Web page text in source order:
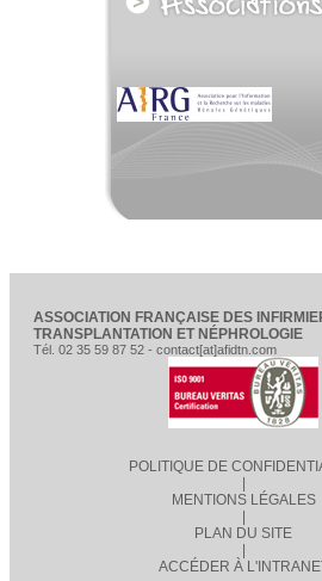
ASSOCIATION FRANÇAISE DES
TRANSPLANTATION ET NÉPHROLOGIE
Tél. 02 35 59 87 52 - contact[at]afidtn.com
POLITIQUE DE
MENTIONS LÉGALES
PLAN DU SITE
ACCÉDER À